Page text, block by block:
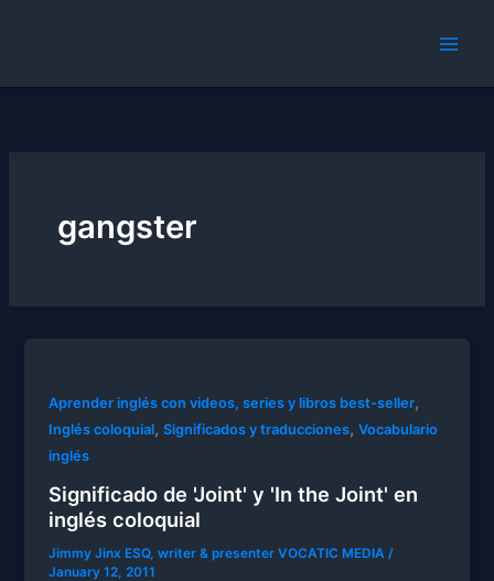
gangster
Aprender inglés con videos, series y libros best-seller,
Inglés coloquial,Significados y traducciones,Vocabulario
inglés
Significado de 'Joint' y 'In the Joint' en
inglés coloquial
Jimmy Jinx ESQ, writer & presenter VOCATIC MEDIA /
January 12, 2011